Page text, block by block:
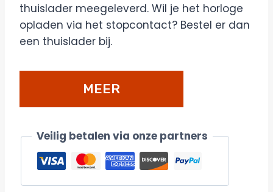
thuislader meegeleverd. Wil je het horloge
opladen via het stopcontact? Bestel er dan
een thuislader bij.
MEER
Veilig betalen via onze partners